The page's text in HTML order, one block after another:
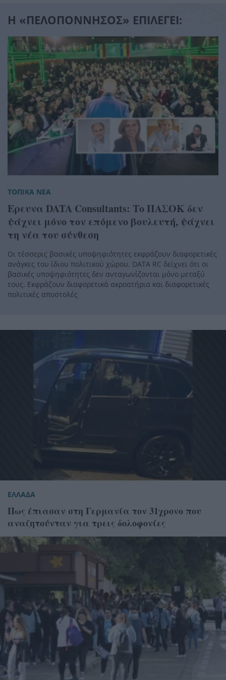
Η «ΠΕΛΟΠΟΝΝΗΣΟΣ» ΕΠΙΛΕΓΕΙ:
ΤΟΠΙΚΑ ΝΕΑ
Ερευνα DATA Consultants: Το ΠΑΣΟΚ δεν
ψάχνει μόνο τον επόμενο βουλευτή, ψάχνει
τη νέα του σύνθεση
Οι τέσσερις βασικές υποψηφιότητες εκφράζουν διαφορετικές
ανάγκες του ίδιου πολιτικού χώρου. DATA RC δείχνει ότι οι
βασικές υποψηφιότητες δεν ανταγωνίζονται μόνο μεταξύ
τους. Εκφράζουν διαφορετικά ακροατήρια και διαφορετικές
πολιτικές αποστολές
ΕΛΛΑΔΑ
Πως έπιασαν στη Γερμανία τον 31χρονο που
αναζητούνταν για τρεις δολοφονίες